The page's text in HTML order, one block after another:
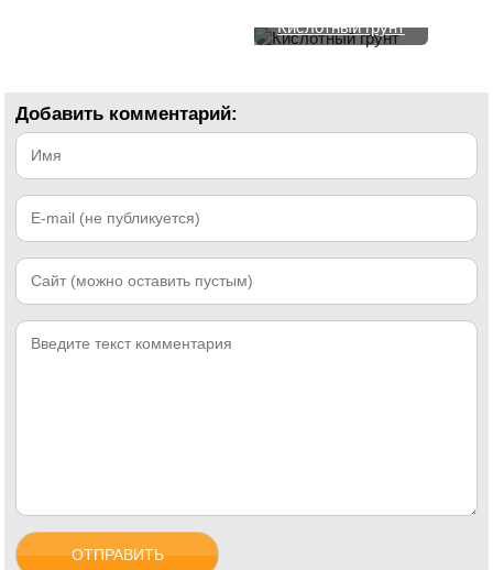
Кислотный грунт
Добавить комментарий: